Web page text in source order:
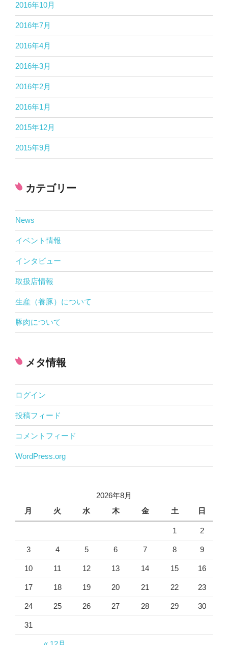
2016年10月
2016年7月
2016年4月
2016年3月
2016年2月
2016年1月
2015年12月
2015年9月
カテゴリー
News
イベント情報
インタビュー
取扱店情報
生産（養豚）について
豚肉について
メタ情報
ログイン
投稿フィード
コメントフィード
WordPress.org
2026年8月
月
火 水 木 金 土 日
1 2
3 4 5 6 7 8 9
10 11 12 13 14 15 16
17 18 19 20 21 22 23
24 25 26 27 28 29 30
31